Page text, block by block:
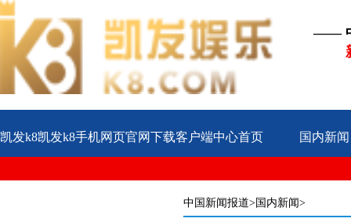
——
凯发k8凯发k8手机网页官网下载客户端中心首页 国内新闻
中国新闻报道>国内新闻>